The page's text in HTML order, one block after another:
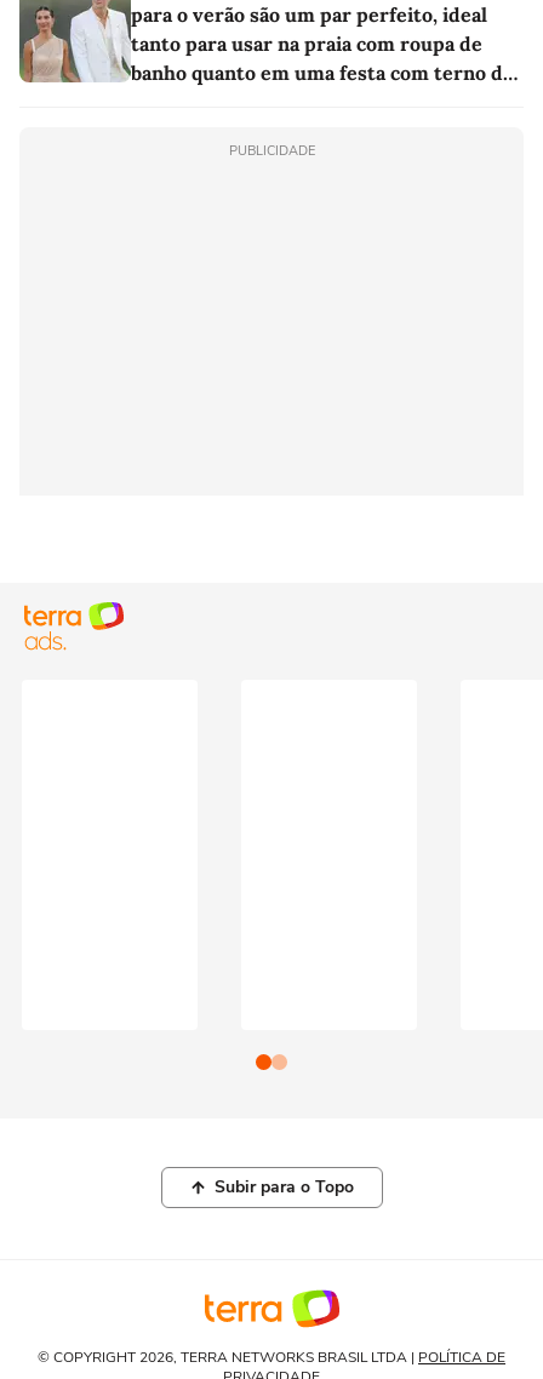
para o verão são um par perfeito, ideal
tanto para usar na praia com roupa de
banho quanto em uma festa com terno de
PUBLICIDADE
Subir para o Topo
© COPYRIGHT 2026, TERRA NETWORKS BRASIL LTDA | POLÍTICA DE